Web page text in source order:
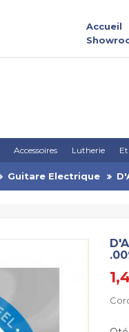
Accueil
Accessoires Lutherie
Guitare Electrique